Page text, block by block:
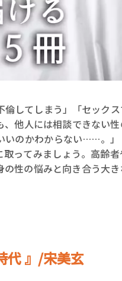
倫してしまう」「セック
他人には相談できない
いのかわからない……。
ってみましょう。高齢
性の悩みと向き合う大き
代 』/宋美玄
賞金稼ぎス
著
ロボット・